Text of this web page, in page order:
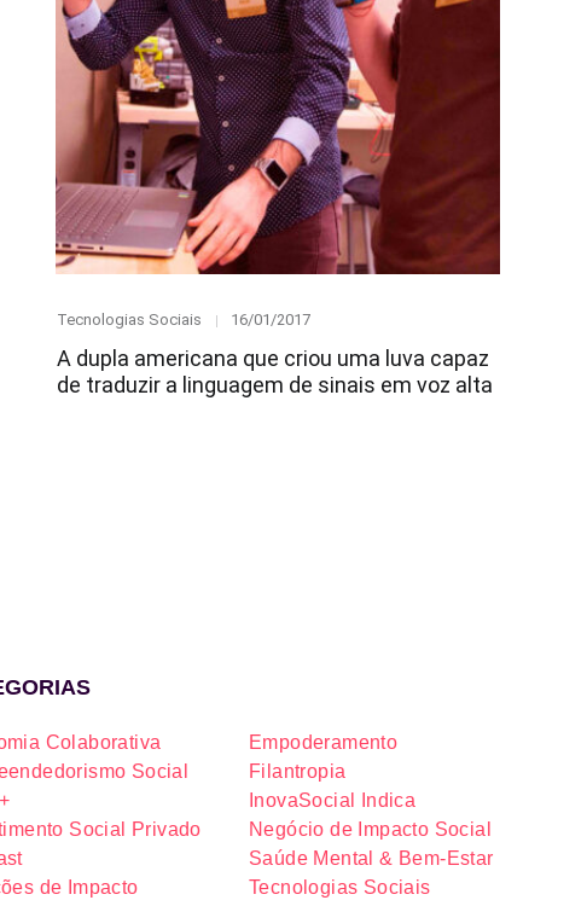
Category
Tecnologias Sociais
Posted
16/01/2017
A dupla americana que criou uma luva capaz
de traduzir a linguagem de sinais em voz alta
Colaborativa
Empoderamento
Social
Filantropia
InovaSocial Indica
Social Privado
Negócio de Impacto Social
Saúde Mental & Bem-Estar
de Impacto
Tecnologias Sociais